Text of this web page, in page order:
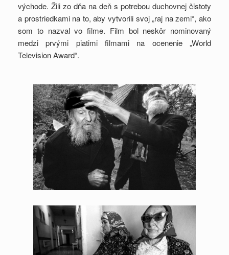
východe. Žili zo dňa na deň s potrebou duchovnej čistoty
a prostriedkami na to, aby vytvorili svoj „raj na zemi“, ako
som to nazval vo filme. Film bol neskôr nominovaný
medzi prvými piatimi filmami na ocenenie „World
Television Award“.